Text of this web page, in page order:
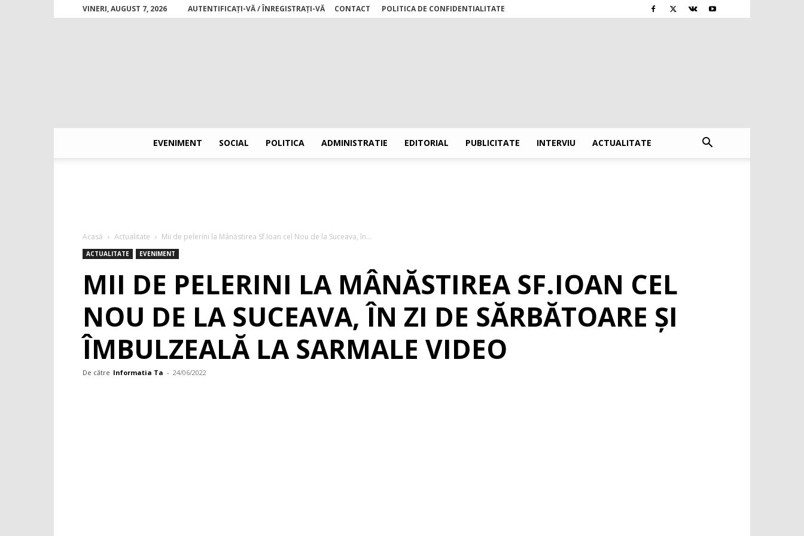
VINERI, AUGUST 7, 2026 AUTENTIFICAȚI-VĂ / ÎNREGISTRAȚI-VĂ CONTACT POLITICA DE CONFIDENTIALITATE
EVENIMENT SOCIAL POLITICA ADMINISTRATIE EDITORIAL PUBLICITATE INTERVIU ACTUALITATE
Acasă Actualitate Mii de pelerini la Mânăstirea Sf.Ioan cel Nou de la Suceava, în...
ACTUALITATE EVENIMENT
MII DE PELERINI LA MÂNĂSTIREA SF.IOAN CEL
NOU DE LA SUCEAVA, ÎN ZI DE SĂRBĂTOARE ȘI
ÎMBULZEALĂ LA SARMALE VIDEO
De către Informatia Ta - 24/06/2022